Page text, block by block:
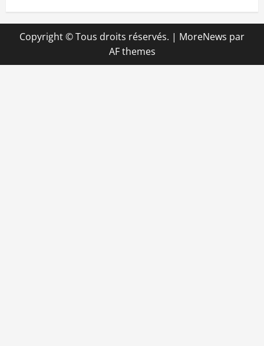
Copyright © Tous droits réservés. | MoreNews par
AF themes